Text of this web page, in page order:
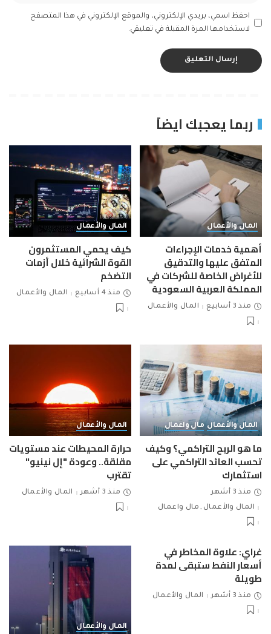
احفظ اسمي، بريدي الإلكتروني، والموقع الإلكتروني في هذا المتصفح
لاستخدامها المرة المقبلة في تعليقي.
ربما يعجبك ايضاً
المال والأعمال
أهمية خدمات الإجراءات
المتفق عليها والتدقيق
للأغراض الخاصة للشركات في
المملكة العربية السعودية
منذ 3 أسابيع المال والأعمال
المال والأعمال
كيف يحمي المستثمرون
القوة الشرائية خلال أزمات
التضخم
منذ 4 أسابيع المال والأعمال
المال والأعمال مال واعمال
ما هو الربح التراكمي؟ وكيف
تحسب العائد التراكمي على
استثمارك
منذ 3 أشهر
المال والأعمال
مال واعمال
المال والأعمال
حرارة المحيطات عند مستويات
مقلقة.. وعودة "إل نينيو"
تقترب
منذ 3 أشهر المال والأعمال
غراي: علاوة المخاطر في
أسعار النفط ستبقى لمدة
طويلة
منذ 3 أشهر المال والأعمال
المال والأعمال